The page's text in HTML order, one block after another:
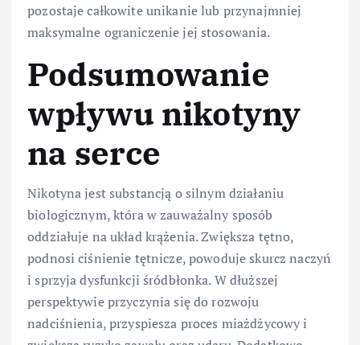
pozostaje całkowite unikanie lub przynajmniej
maksymalne ograniczenie jej stosowania.
Podsumowanie
wpływu nikotyny
na serce
Nikotyna jest substancją o silnym działaniu
biologicznym, która w zauważalny sposób
oddziałuje na układ krążenia. Zwiększa tętno,
podnosi ciśnienie tętnicze, powoduje skurcz naczyń
i sprzyja dysfunkcji śródbłonka. W dłuższej
perspektywie przyczynia się do rozwoju
nadciśnienia, przyspiesza proces miażdżycowy i